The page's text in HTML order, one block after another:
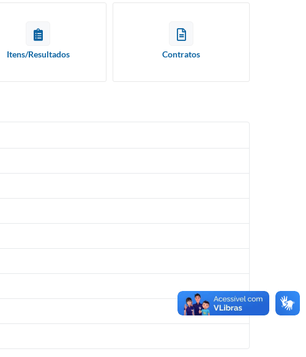
Itens/Resultados Contratos